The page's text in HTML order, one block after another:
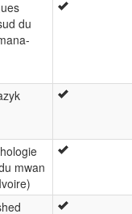
du
mwan